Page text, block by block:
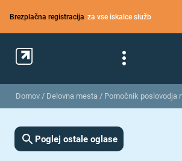
Brezplačna registracija za vse iskalce služb
Domov / Delovna mesta / Pomočnik poslovodja
Poglej ostale oglase